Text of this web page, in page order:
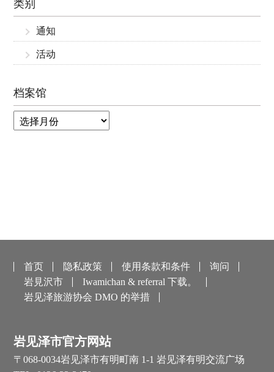
类别
通知
活动
档案馆
首页 隐私政策 使用条款和条件
询问
岩見沢市
Iwamichan & referral 下载。
岩见泽旅游协会 DMO 的举措
岩见泽市官方网站
〒068-0034岩见泽市有明町南 1-1 岩见泽有明交流广场